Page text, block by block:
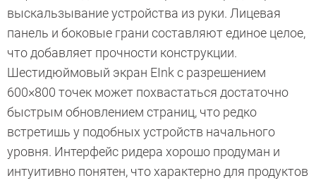
выскальзывание устройства из руки. Лицевая
панель и боковые грани составляют единое целое,
что добавляет прочности конструкции.
Шестидюймовый экран E­Ink с разрешением
600×800 точек может похвастаться достаточно
быстрым обновлением страниц, что редко
встретишь у подобных устройств начального
уровня. Интерфейс ридера хорошо продуман и
интуитивно понятен, что характерно для продуктов